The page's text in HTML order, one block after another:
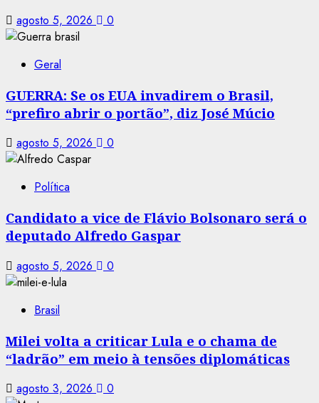
agosto 5, 2026 0
Geral
GUERRA: Se os EUA invadirem o Brasil,
“prefiro abrir o portão”, diz José Múcio
agosto 5, 2026 0
Política
Candidato a vice de Flávio Bolsonaro será o
deputado Alfredo Gaspar
agosto 5, 2026 0
Brasil
Milei volta a criticar Lula e o chama de
“ladrão” em meio à tensões diplomáticas
agosto 3, 2026 0